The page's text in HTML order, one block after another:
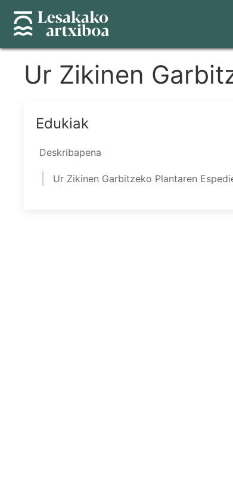
main
content
Ur Zikinen
Edukiak
Deskribapena
Ur Zikinen Garbitzeko Plantaren